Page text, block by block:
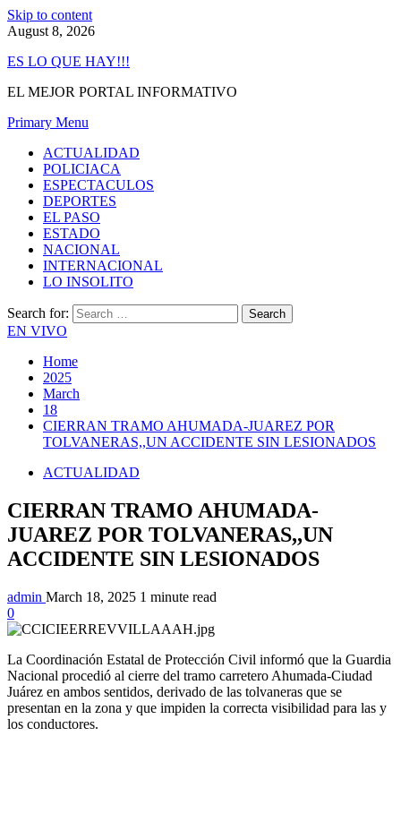
Skip to content
August 8, 2026
ES LO QUE HAY!!!
EL MEJOR PORTAL INFORMATIVO
Primary Menu
ACTUALIDAD
POLICIACA
ESPECTACULOS
DEPORTES
EL PASO
ESTADO
NACIONAL
INTERNACIONAL
LO INSOLITO
Search for:
EN VIVO
Home
2025
March
18
CIERRAN TRAMO AHUMADA-JUAREZ POR
TOLVANERAS,,UN ACCIDENTE SIN LESIONADOS
ACTUALIDAD
CIERRAN TRAMO AHUMADA-
JUAREZ POR TOLVANERAS,,UN
ACCIDENTE SIN LESIONADOS
admin March 18, 2025 1 minute read
0
La Coordinación Estatal de Protección Civil informó que la Guardia
Nacional procedió al cierre del tramo carretero Ahumada-Ciudad
Juárez en ambos sentidos, derivado de las tolvaneras que se
presentan en la zona y que impiden la correcta visibilidad para las y
los conductores.